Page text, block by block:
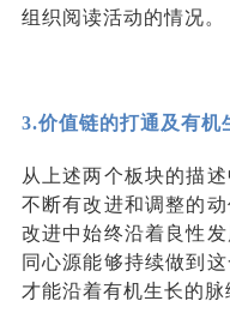
组织阅读活动的情况。
3.价值链的打通及有机
从上述两个板块的描
不断有改进和调整的
改进中始终沿着良性
同心源能够持续做到
才能沿着有机生长的脉